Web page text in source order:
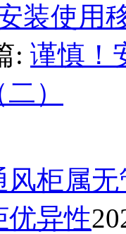
装使用
: 谨慎！
）
风柜属
优异性